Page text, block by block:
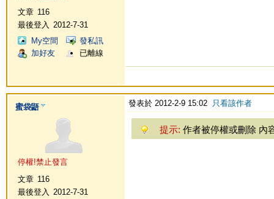
文章 116
最後登入
2012-7-31
My空間
發私訊
加好友
已離線
蜜袋鼯
停權!禁止發言
文章 116
最後登入
2012-7-31
發表於 2012-2-9 15:02 只看該作者
提示: 作者被停權或刪除 內